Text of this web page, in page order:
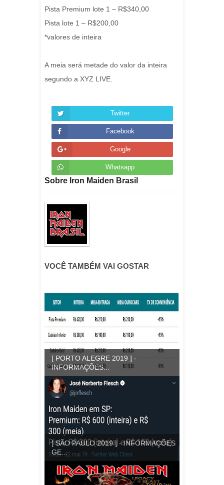
Pista Premium lote 1 – R$340,00
Pista lote 1 – R$200,00
*valores de inteira
A meia será metade do valor da inteira
segundo a XYZ LIVE.
Twitter
Facebook
Google
Whatsapp
Sobre Iron Maiden Brasil
VOCÊ TAMBÉM VAI GOSTAR
[ PORTO ALEGRE 2019 ] -
INFORMAÇÕES...
[ SÃO PAULO 2019 ] - INFORMAÇÕES
GE...